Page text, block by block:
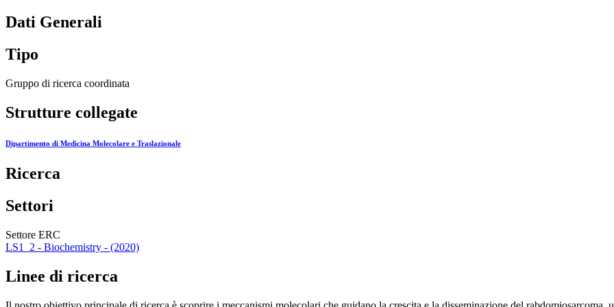
Dati Generali
Tipo
Gruppo di ricerca coordinata
Strutture collegate
Dipartimento di Medicina Molecolare e Traslazionale
Ricerca
Settori
Settore ERC
LS1_2 - Biochemistry - (2020)
Linee di ricerca